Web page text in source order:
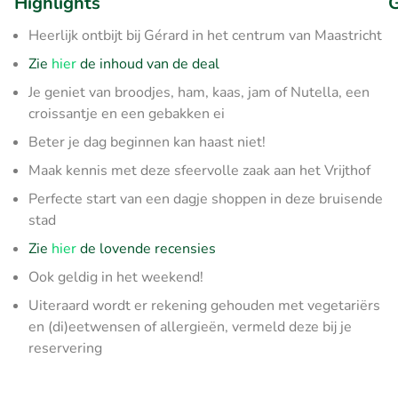
Heerlijk ontbijt bij Gérard in het centrum van Maastricht
Zie hierde inhoud van de deal
Je geniet van broodjes, ham, kaas, jam of Nutella, een
croissantje en een gebakken ei
Beter je dag beginnen kan haast niet!
Maak kennis met deze sfeervolle zaak aan het Vrijthof
Perfecte start van een dagje shoppen in deze bruisende
stad
Zie hierde lovende recensies
Ook geldig in het weekend!
Uiteraard wordt er rekening gehouden met vegetariërs
en (di)eetwensen of allergieën, vermeld deze bij je
reservering